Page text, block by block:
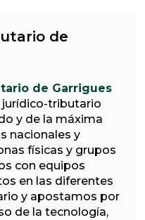
de
de Garrigues
tributario
y de la máxima
nacionales y
físicas y grupos
con equipos
en las diferentes
y apostamos por
de la tecnología,